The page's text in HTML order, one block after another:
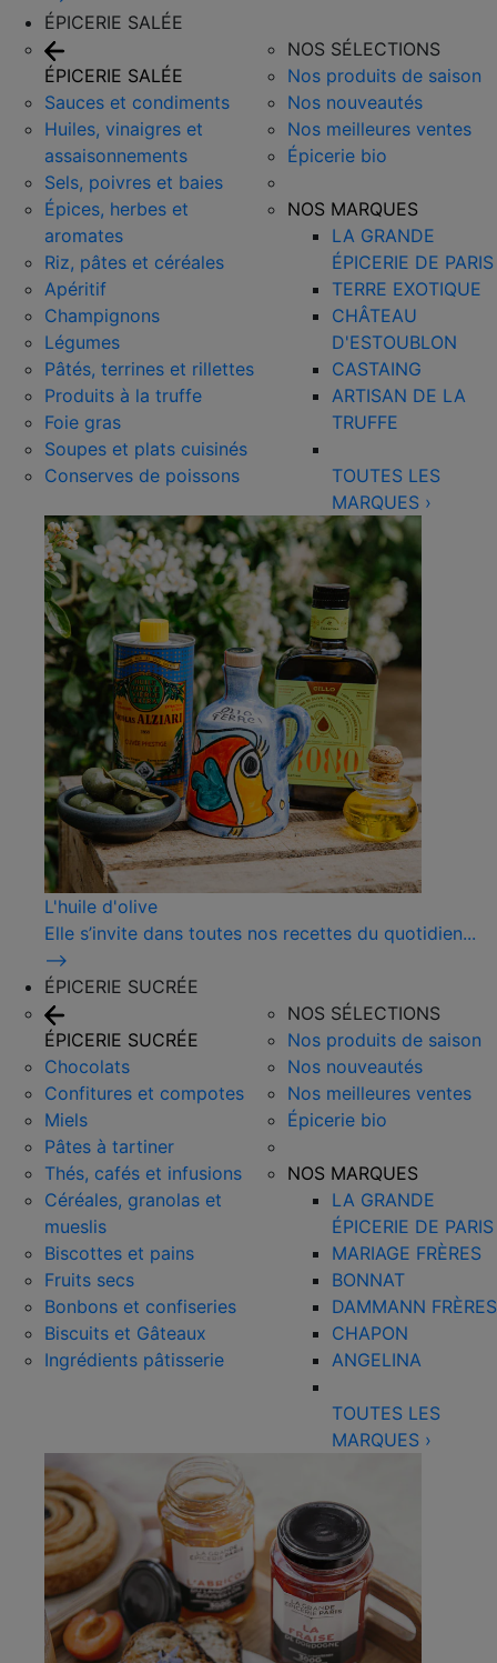
ÉPICERIE SALÉE
ÉPICERIE SALÉE
Sauces et condiments
Huiles, vinaigres et
assaisonnements
Sels, poivres et baies
Épices, herbes et
aromates
Riz, pâtes et céréales
Apéritif
Champignons
Légumes
Pâtés, terrines et rillettes
Produits à la truffe
Foie gras
Soupes et plats cuisinés
Conserves de poissons
NOS SÉLECTIONS
Nos produits de saison
Nos nouveautés
Nos meilleures ventes
Épicerie bio
NOS MARQUES
LA GRANDE
ÉPICERIE DE PARIS
TERRE EXOTIQUE
CHÂTEAU
D'ESTOUBLON
CASTAING
ARTISAN DE LA
TRUFFE
TOUTES LES
MARQUES ›
L'huile d'olive
Elle s’invite dans toutes nos recettes du quotidien...
⟶
ÉPICERIE SUCRÉE
ÉPICERIE SUCRÉE
Chocolats
Confitures et compotes
Miels
Pâtes à tartiner
Thés, cafés et infusions
Céréales, granolas et
mueslis
Biscottes et pains
Fruits secs
Bonbons et confiseries
Biscuits et Gâteaux
Ingrédients pâtisserie
NOS SÉLECTIONS
Nos produits de saison
Nos nouveautés
Nos meilleures ventes
Épicerie bio
NOS MARQUES
LA GRANDE
ÉPICERIE DE PARIS
MARIAGE FRÈRES
BONNAT
DAMMANN FRÈRES
CHAPON
ANGELINA
TOUTES LES
MARQUES ›